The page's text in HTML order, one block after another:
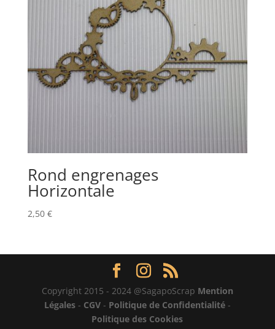
Rond engrenages
Horizontale
2,50 €
Copyright 2015 - 2024 @SagapoScrap Mention
Légales- CGV- Politique de Confidentialité-
Politique des Cookies